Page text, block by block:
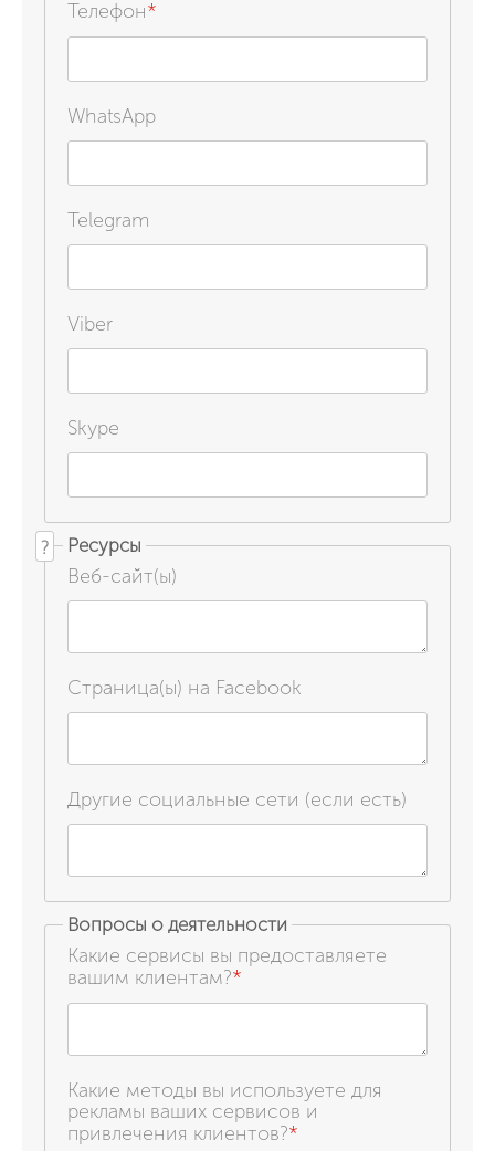
Телефон*
WhatsApp
Telegram
Viber
Skype
Ресурсы
?
Веб-сайт(ы)
Страница(ы) на Facebook
Другие социальные сети (если есть)
Вопросы о деятельности
Какие сервисы вы предоставляете
вашим клиентам?*
Какие методы вы используете для
рекламы ваших сервисов и
привлечения клиентов?*